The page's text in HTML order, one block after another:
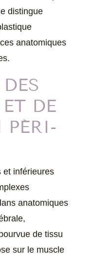
distingue
anatomiques
DE
PÉRI-
et inférieures
anatomiques
de tissu
sur le muscle